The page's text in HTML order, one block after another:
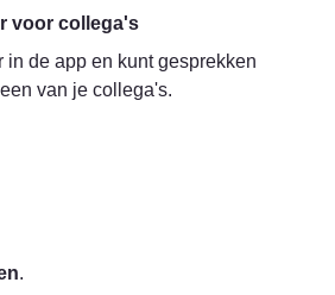
voor collega's
in de app en kunt gesprekken
van je collega's.
.